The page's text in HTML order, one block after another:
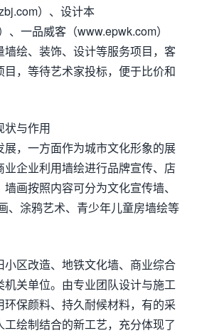
）、设计本
、一品威客（www.epwk.com）
绘、装饰、设计等服务项目，客
，等待艺术家投标，便于比价和
状与作用
，一方面作为城市文化形象的展
企业利用墙绘进行品牌宣传、店
画按照内容可分为文化宣传墙、
、涂鸦艺术、青少年儿童房墙绘等
区改造、地铁文化墙、商业综合
关单位。由专业团队设计与施工
保颜料、持久耐候材料，有的采
绘制结合的新工艺，充分体现了